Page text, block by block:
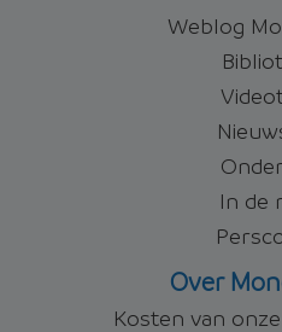
Weblog
In de
Over
Kosten van